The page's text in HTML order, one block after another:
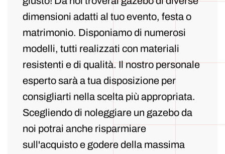
dimensioni adatti al tuo evento, festa o
matrimonio. Disponiamo di numerosi
modelli, tutti realizzati con materiali
resistenti e di qualità. Il nostro personale
esperto sarà a tua disposizione per
consigliarti nella scelta più appropriata.
Scegliendo di noleggiare un gazebo da
noi potrai anche risparmiare
sull'acquisto e godere della massima